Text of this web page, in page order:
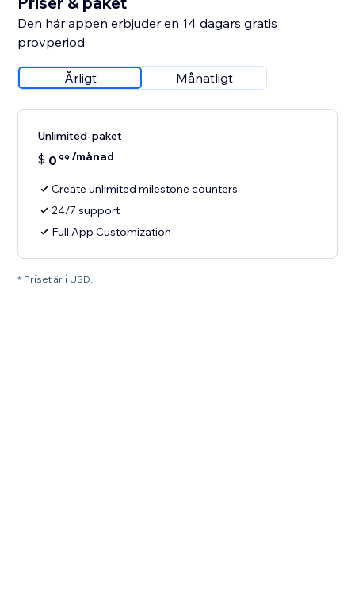
Den här appen erbjuder en 14 dagars gratis
provperiod
Årligt Månatligt
Unlimited-paket
$ 0 99 /månad
Create unlimited milestone counters
24/7 support
Full App Customization
* Priset är i USD.